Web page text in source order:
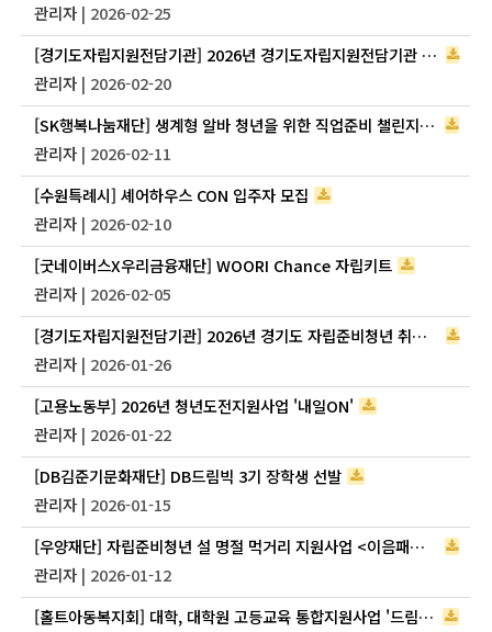
관리자 | 2026-02-25
[경기도자립지원전담기관] 2026년 경기도자립지원전담기관 장기자립체험 참여자 모집
관리자 | 2026-02-20
[SK행복나눔재단] 생계형 알바 청년을 위한 직업준비 챌린지 '내-일 러닝클럽'
관리자 | 2026-02-11
[수원특례시] 셰어하우스 CON 입주자 모집
관리자 | 2026-02-10
[굿네이버스X우리금융재단] WOORI Chance 자립키트
관리자 | 2026-02-05
[경기도자립지원전담기관] 2026년 경기도 자립준비청년 취업캠프 JOB:UP 참여자 모집
관리자 | 2026-01-26
[고용노동부] 2026년 청년도전지원사업 '내일ON'
관리자 | 2026-01-22
[DB김준기문화재단] DB드림빅 3기 장학생 선발
관리자 | 2026-01-15
[우양재단] 자립준비청년 설 명절 먹거리 지원사업 <이음패키지> 신청자 모집
관리자 | 2026-01-12
[홀트아동복지회] 대학, 대학원 고등교육 통합지원사업 '드림플러스'